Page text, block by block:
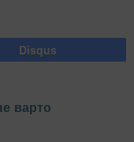
Disqus
варто